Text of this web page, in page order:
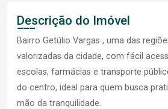
Descrição do Imóvel
Bairro Getúlio Vargas , uma das
valorizadas da cidade, com fácil
escolas, farmácias e transporte
do centro, ideal para quem busca
mão da tranquilidade.